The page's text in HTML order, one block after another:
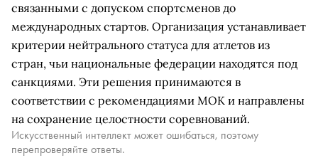
связанными с допуском спортсменов до
международных стартов. Организация устанавливает
критерии нейтрального статуса для атлетов из
стран, чьи национальные федерации находятся под
санкциями. Эти решения принимаются в
соответствии с рекомендациями МОК и направлены
на сохранение целостности соревнований.
Искусственный интеллект может ошибаться, поэтому
перепроверяйте ответы.